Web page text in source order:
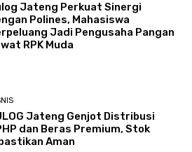
Jateng Perkuat Sinergi
Polines, Mahasiswa
Jadi Pengusaha Pangan
RPK Muda
Jateng Genjot Distribusi
dan Beras Premium, Stok
Aman